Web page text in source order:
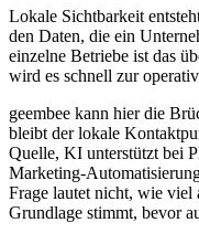
Lokale Sichtbarkeit
den Daten, die ein
einzelne Betriebe ist das
wird es schnell zur
geembee kann hier die
bleibt der lokale
Quelle, KI unterstützt bei
Marketing-
Frage lautet nicht, wie viel
Grundlage stimmt, bevor